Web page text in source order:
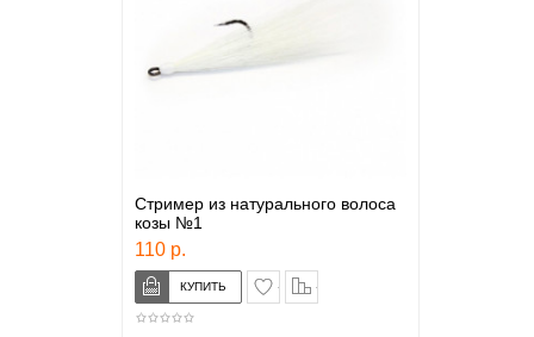
Стример из натурального волоса
козы №1
110 р.
в закладки